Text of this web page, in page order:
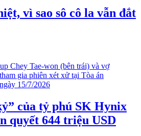
vì sao sô cô la vẫn đắt
của tỷ phú SK Hynix
quyết 644 triệu USD